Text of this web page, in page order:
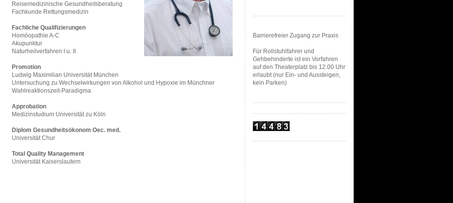
Reisemedizinische Gesundheitsberatung
Fachkunde Rettungsmedizin
Fachliche Qualifizierungen
Homöopathie A-C
Akupunktur
Naturheilverfahren I u. II
Promotion
Ludwig Maximilian Universität München
Untersuchung zu Wechselwirkungen von Alkohol und Hypoxie im Münchner
Wahlreaktionszeit-Paradigma
Approbation
Medizinstudium Universität zu Köln
Diplom Gesundheitsökonom Oec. med.
Universität Chur
Total Quality Management
Universität Kaiserslautern
Barrierefreier Zugang zur Praxis
Für Rollstuhlfahrer und
Gehbehinderte ist ein Vorfahren
auf den Theaterplatz bis 12.00 Uhr
erlaubt (nur Ein- und Aussteigen,
kein Parken)